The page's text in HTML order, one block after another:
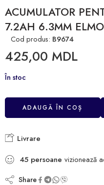
ACUMULATOR
7.2AH 6.3MM
Cod produs: B9674
425,00 MDL
În stoc
ADAUGĂ ÎN COȘ
Livrare
45 persoane vizionează
Share